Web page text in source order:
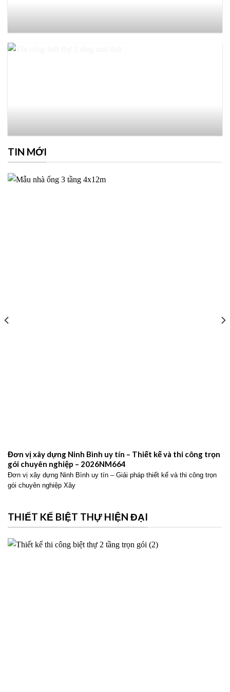
TIN MỚI
Đơn vị xây dựng Ninh Bình uy tín – Thiết kế và thi công trọn
gói chuyên nghiệp – 2026NM664
Đơn vị xây dựng Ninh Bình uy tín – Giải pháp thiết kế và thi công trọn
gói chuyên nghiệp Xây
THIẾT KẾ BIỆT THỰ HIỆN ĐẠI